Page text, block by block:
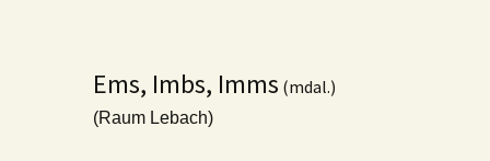
Ems, Imbs, Imms (mdal.)
(Raum Lebach)